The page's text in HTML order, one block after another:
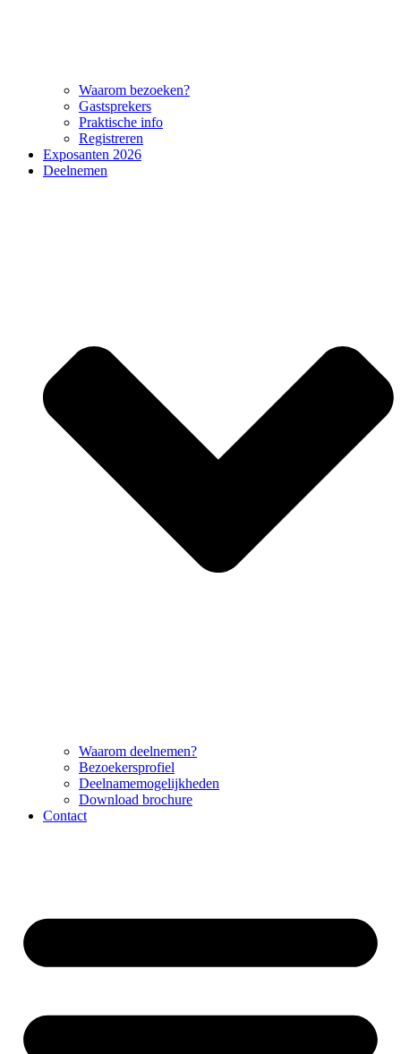
Waarom bezoeken?
Gastsprekers
Praktische info
Registreren
Exposanten 2026
Deelnemen
Waarom deelnemen?
Bezoekersprofiel
Deelnamemogelijkheden
Download brochure
Contact